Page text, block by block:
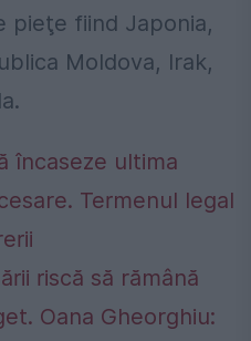
pieţe fiind Japonia,
Moldova, Irak,
încaseze ultima
Termenul legal
riscă să rămână
Oana Gheorghiu: